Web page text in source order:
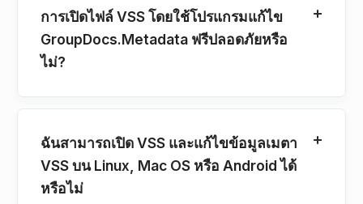
การเปิดไฟล์ VSS โดยใช้โปรแกรมแก้ไข
GroupDocs.Metadata ฟรีปลอดภัยหรือ
ไม่?
ฉันสามารถเปิด VSS และแก้ไขข้อมูลเมตา
VSS บน Linux, Mac OS หรือ Android ได้
หรือไม่